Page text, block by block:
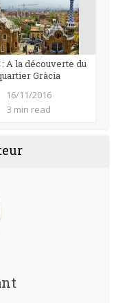
: A la découverte du
Gràcia
16/11/2016
3 min read